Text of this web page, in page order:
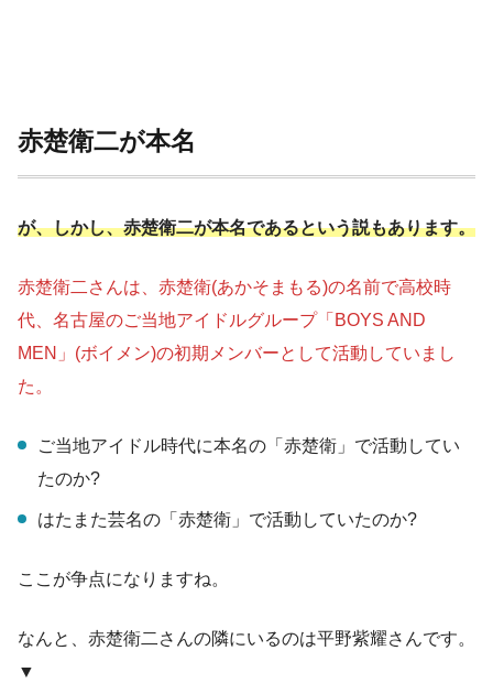
赤楚衛二が本名
が、しかし、赤楚衛二が本名であるという説もあります。
赤楚衛二さんは、赤楚衛(あかそまもる)の名前で高校時
代、名古屋のご当地アイドルグループ「BOYS AND
MEN」(ボイメン)の初期メンバーとして活動していまし
た。
ご当地アイドル時代に本名の「赤楚衛」で活動してい
たのか?
はたまた芸名の「赤楚衛」で活動していたのか?
ここが争点になりますね。
なんと、赤楚衛二さんの隣にいるのは平野紫耀さんです。
▼